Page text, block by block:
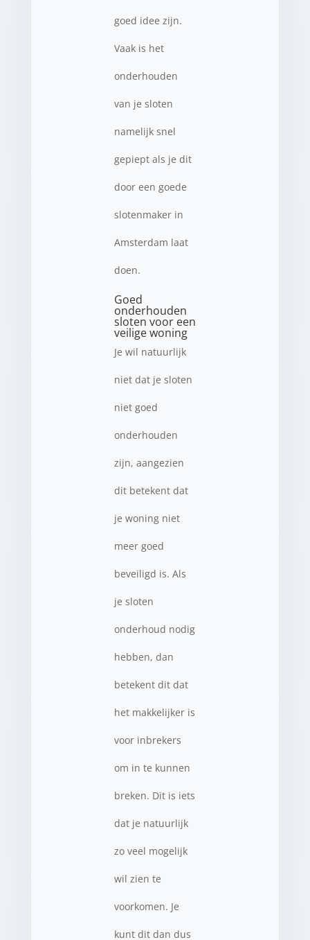
goed idee zijn.
Vaak is het
onderhouden
van je sloten
namelijk snel
gepiept als je dit
door een goede
slotenmaker in
Amsterdam laat
doen.
Goed
onderhouden
sloten voor een
veilige woning
Je wil natuurlijk
niet dat je sloten
niet goed
onderhouden
zijn, aangezien
dit betekent dat
je woning niet
meer goed
beveiligd is. Als
je sloten
onderhoud nodig
hebben, dan
betekent dit dat
het makkelijker is
voor inbrekers
om in te kunnen
breken. Dit is iets
dat je natuurlijk
zo veel mogelijk
wil zien te
voorkomen. Je
kunt dit dan dus